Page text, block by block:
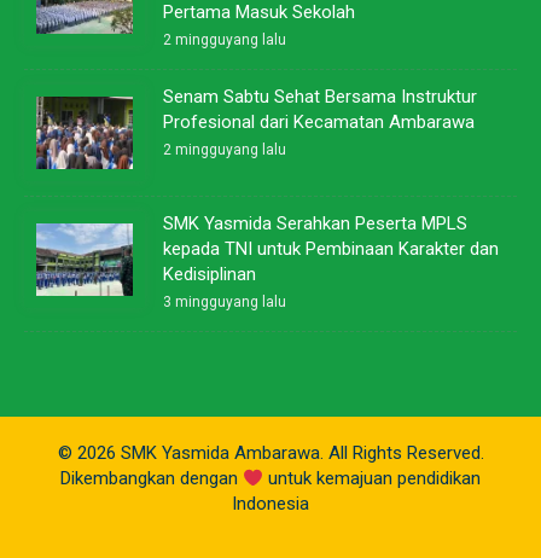
Pertama Masuk Sekolah
2 mingguyang lalu
Senam Sabtu Sehat Bersama Instruktur
Profesional dari Kecamatan Ambarawa
2 mingguyang lalu
SMK Yasmida Serahkan Peserta MPLS
kepada TNI untuk Pembinaan Karakter dan
Kedisiplinan
3 mingguyang lalu
© 2026 SMK Yasmida Ambarawa. All Rights Reserved.
Dikembangkan dengan
untuk kemajuan pendidikan
Indonesia